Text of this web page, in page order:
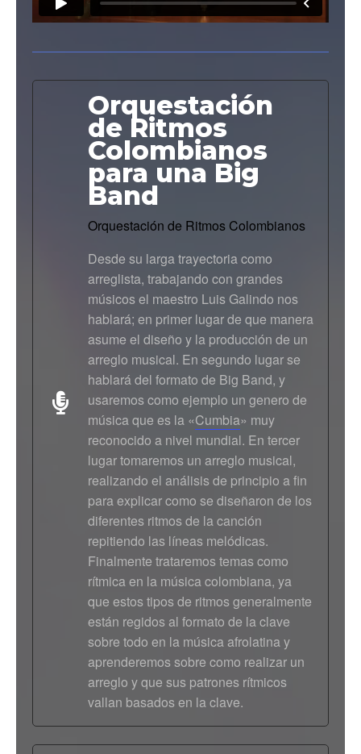
Orquestación
de Ritmos
Colombianos
para una Big
Band
Orquestación de Ritmos Colombianos
Desde su larga trayectoria como
arreglista, trabajando con grandes
músicos el maestro Luis Galindo nos
hablará; en primer lugar de que manera
asume el diseño y la producción de un
arreglo musical. En segundo lugar se
hablará del formato de Big Band, y
usaremos como ejemplo un genero de
música que es la «Cumbia» muy
reconocido a nivel mundial. En tercer
lugar tomaremos un arreglo musical,
realizando el análisis de principio a fin
para explicar como se diseñaron de los
diferentes ritmos de la canción
repitiendo las líneas melódicas.
Finalmente trataremos temas como
rítmica en la música colombiana, ya
que estos tipos de ritmos generalmente
están regidos al formato de la clave
sobre todo en la música afrolatina y
aprenderemos sobre como realizar un
arreglo y que sus patrones rítmicos
vallan basados en la clave.